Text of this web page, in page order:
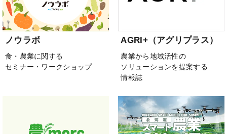
ノウラボ
食・農業に関する
セミナー・ワークショップ
AGRI+（アグリプラス）
農業から地域活性の
ソリューションを提案する
情報誌